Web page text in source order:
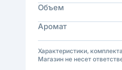
Объем
Аромат
Характеристики,
Магазин не несет